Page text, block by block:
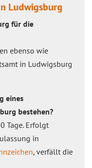
Ludwigsburg
für die
ebenso wie
in Ludwigsburg
eines
bestehen?
Tage. Erfolgt
in
, verfällt die